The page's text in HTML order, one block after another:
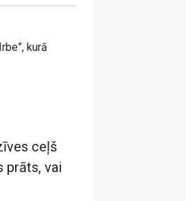
kurā
ceļš
prāts, vai